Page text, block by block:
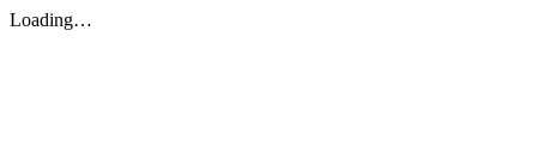
Loading…